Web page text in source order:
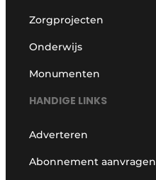
Zorgprojecten
Onderwijs
Monumenten
HANDIGE LINKS
Adverteren
Abonnement aanvragen